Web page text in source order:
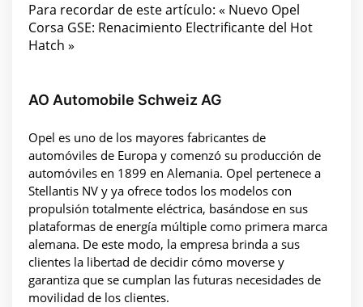
Para recordar de este artículo: « Nuevo Opel
Corsa GSE: Renacimiento Electrificante del Hot
Hatch »
AO Automobile Schweiz AG
Opel es uno de los mayores fabricantes de
automóviles de Europa y comenzó su producción de
automóviles en 1899 en Alemania. Opel pertenece a
Stellantis NV y ya ofrece todos los modelos con
propulsión totalmente eléctrica, basándose en sus
plataformas de energía múltiple como primera marca
alemana. De este modo, la empresa brinda a sus
clientes la libertad de decidir cómo moverse y
garantiza que se cumplan las futuras necesidades de
movilidad de los clientes.